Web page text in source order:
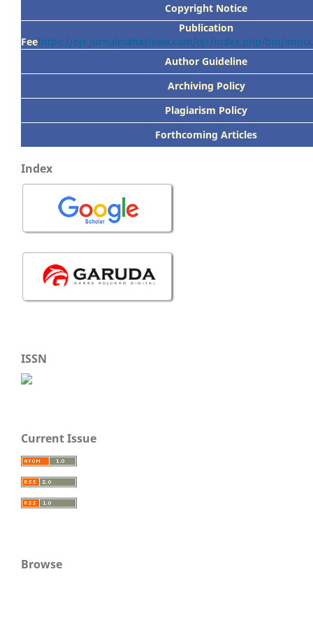
Copyright Notice
Publication
Feehttps://ojs.jurnalmahasiswa.com/ojs/index.php/bin/
Author Guideline
Archiving Policy
Plagiarism Policy
Forthcoming Articles
Index
ISSN
Current Issue
Browse